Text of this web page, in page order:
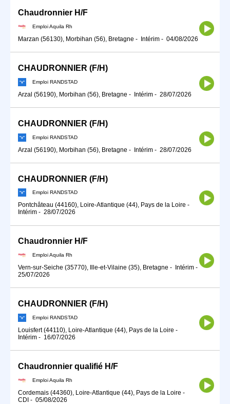
Chaudronnier H/F
Emploi Aquila Rh
Marzan (56130), Morbihan (56), Bretagne - Intérim - 04/08/2026
CHAUDRONNIER (F/H)
Emploi RANDSTAD
Arzal (56190), Morbihan (56), Bretagne - Intérim - 28/07/2026
CHAUDRONNIER (F/H)
Emploi RANDSTAD
Arzal (56190), Morbihan (56), Bretagne - Intérim - 28/07/2026
CHAUDRONNIER (F/H)
Emploi RANDSTAD
Pontchâteau (44160), Loire-Atlantique (44), Pays de la Loire -
Intérim - 28/07/2026
Chaudronnier H/F
Emploi Aquila Rh
Vern-sur-Seiche (35770), Ille-et-Vilaine (35), Bretagne - Intérim -
25/07/2026
CHAUDRONNIER (F/H)
Emploi RANDSTAD
Louisfert (44110), Loire-Atlantique (44), Pays de la Loire -
Intérim - 16/07/2026
Chaudronnier qualifié H/F
Emploi Aquila Rh
Cordemais (44360), Loire-Atlantique (44), Pays de la Loire -
CDI - 05/08/2026